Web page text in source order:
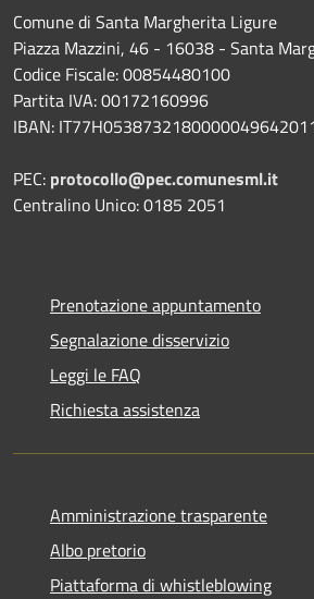
Comune di Santa Margherita Ligure
Piazza Mazzini, 46 - 16038 - Santa
Codice Fiscale: 00854480100
Partita IVA: 00172160996
IBAN:
PEC: protocollo@pec.comunesml.it
Centralino Unico: 0185 2051
Prenotazione appuntamento
Segnalazione disservizio
Leggi le FAQ
Richiesta assistenza
Amministrazione trasparente
Albo pretorio
Piattaforma di whistleblowing